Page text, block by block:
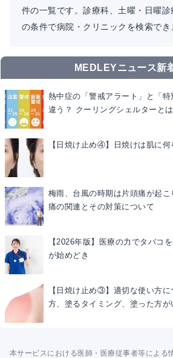
件の一覧です。診療科、土曜・日曜
の条件で病院・クリニックを検索でき
MEDLEYニュース新
熱中症の「警戒アラート」と「
違う？ クーリングシェルターと
【日焼け止め④】日焼けは肌に何
梅雨、台風の時期は片頭痛が起
痛の関連とその対策について
【2026年版】医療の力でタバコ
が始めどき
【日焼け止め③】適切な使い方
方、塗るタイミング、塗った方が
本サービスにおける医師・医療従事者等による